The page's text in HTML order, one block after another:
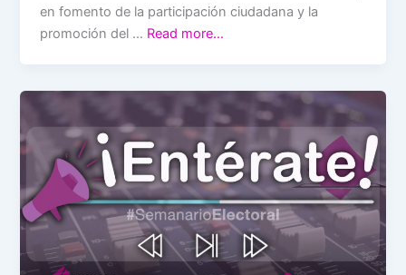
en fomento de la participación ciudadana y la
promoción del … Read more…